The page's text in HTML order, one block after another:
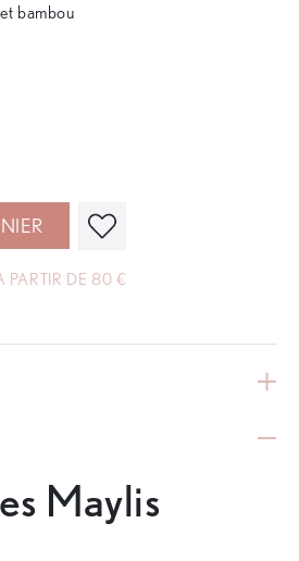
bambou
PARTIR DE 80 €
Maylis